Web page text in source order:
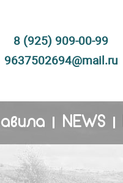
8 (925) 909-00-99
9637502694@mail.ru
NEWS